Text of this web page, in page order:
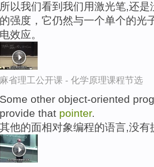
所以我们看到我们用激光笔,还
的强度，它仍然与一个单个的光
电效应。
麻省理工公开课 - 化学原理课程节选
Some other object-oriented
provide that pointer.
其他的面相对象编程的语言,没有